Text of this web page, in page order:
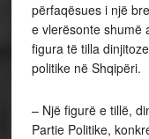
përfaqësues i një
e vlerësonte shumë
figura të tilla
politike në Shqipëri.
– Një figurë e tillë,
Partie Politike,